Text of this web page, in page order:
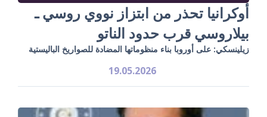
أوكرانيا تحذر من ابتزاز نووي روسي ـ
بيلاروسي قرب حدود الناتو
زيلينسكي: على أوروبا بناء منظوماتها المضادة للصواريخ الباليستية
19.05.2026